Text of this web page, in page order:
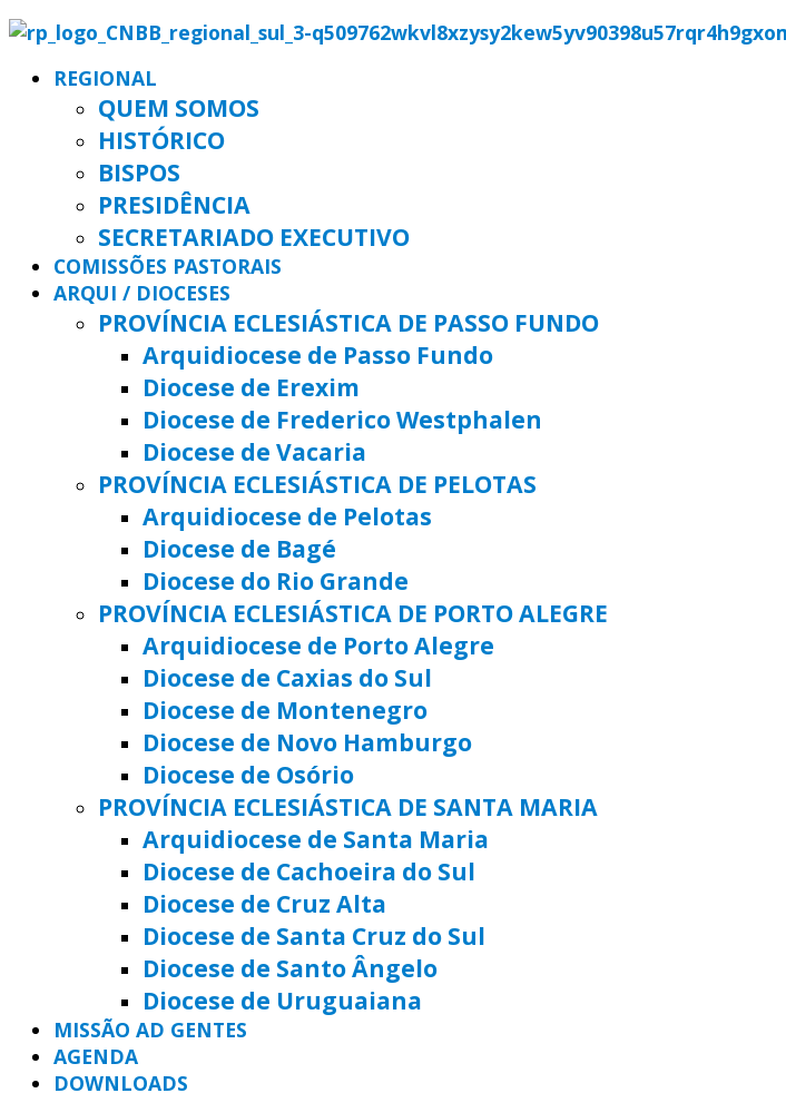
REGIONAL
QUEM SOMOS
HISTÓRICO
BISPOS
PRESIDÊNCIA
SECRETARIADO EXECUTIVO
COMISSÕES PASTORAIS
ARQUI / DIOCESES
PROVÍNCIA ECLESIÁSTICA DE PASSO FUNDO
Arquidiocese de Passo Fundo
Diocese de Erexim
Diocese de Frederico Westphalen
Diocese de Vacaria
PROVÍNCIA ECLESIÁSTICA DE PELOTAS
Arquidiocese de Pelotas
Diocese de Bagé
Diocese do Rio Grande
PROVÍNCIA ECLESIÁSTICA DE PORTO ALEGRE
Arquidiocese de Porto Alegre
Diocese de Caxias do Sul
Diocese de Montenegro
Diocese de Novo Hamburgo
Diocese de Osório
PROVÍNCIA ECLESIÁSTICA DE SANTA MARIA
Arquidiocese de Santa Maria
Diocese de Cachoeira do Sul
Diocese de Cruz Alta
Diocese de Santa Cruz do Sul
Diocese de Santo Ângelo
Diocese de Uruguaiana
MISSÃO AD GENTES
AGENDA
DOWNLOADS